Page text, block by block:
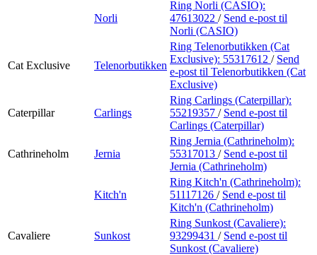
Norli
Ring Norli (CASIO):
47613022 / Send e-post til
Norli (CASIO)
Cat Exclusive Telenorbutikken
Ring Telenorbutikken (Cat
Exclusive): 55317612 / Send
e-post til Telenorbutikken (Cat
Exclusive)
Caterpillar Carlings
Ring Carlings (Caterpillar):
55219357 / Send e-post til
Carlings (Caterpillar)
Cathrineholm Jernia
Ring Jernia (Cathrineholm):
55317013 / Send e-post til
Jernia (Cathrineholm)
Kitch'n
Ring Kitch'n (Cathrineholm):
51117126 / Send e-post til
Kitch'n (Cathrineholm)
Cavaliere Sunkost
Ring Sunkost (Cavaliere):
93299431 / Send e-post til
Sunkost (Cavaliere)